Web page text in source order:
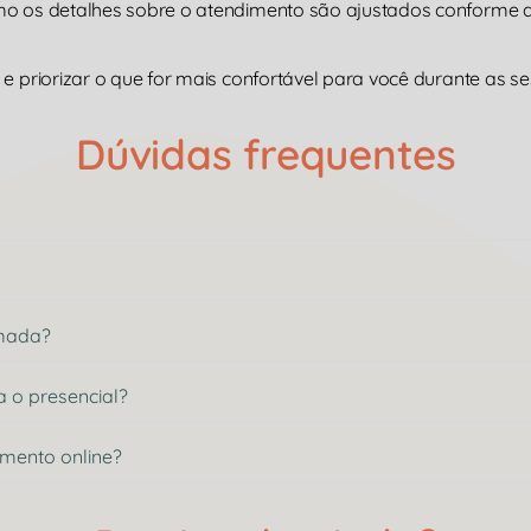
os detalhes sobre o atendimento são ajustados conforme
priorizar o que for mais confortável para você durante as
Dúvidas frequentes
o presencial?
online?